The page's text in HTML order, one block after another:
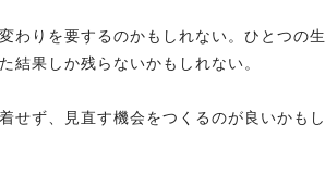
わりを要するのかもしれない。ひとつの生
果しか残らないかもしれない。
せず、見直す機会をつくるのが良いかもし